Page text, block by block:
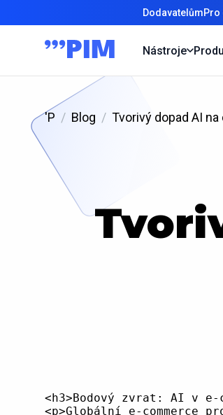
DodavatelůmPro
Nástroje
'P Blog Tvorivý dopad AI
<h3>Bodový zvrat: AI v e-
<p>Globální e-